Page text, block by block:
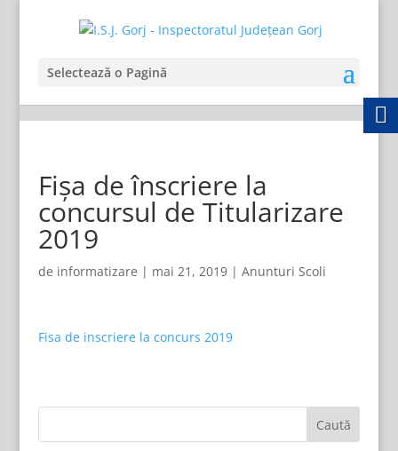
Selectează o Pagină
Fișa de înscriere la
concursul de Titularizare
2019
de informatizare | mai 21, 2019| Anunturi Scoli
Fisa de inscriere la concurs 2019